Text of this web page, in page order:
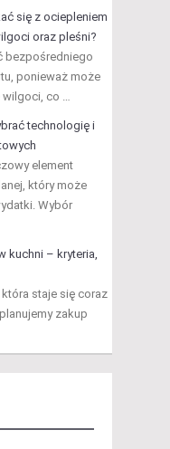
się z ociepleniem
oraz pleśni?
bezpośredniego
ponieważ może
wilgoci, co …
technologię i
element
który może
Wybór
kuchni – kryteria,
staje się coraz
zakup